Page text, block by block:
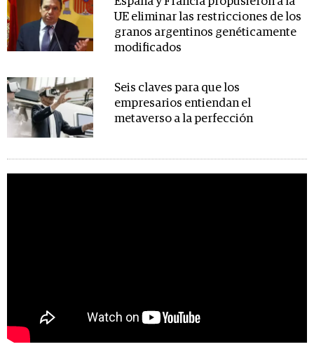
UE eliminar las restricciones de los
granos argentinos genéticamente
modificados
Seis claves para que los
empresarios entiendan el
metaverso a la perfección